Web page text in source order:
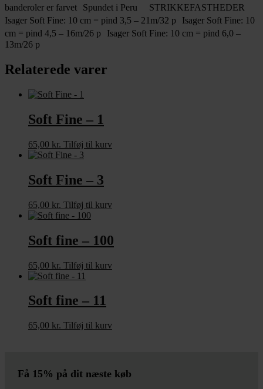
banderoler er farvet Spundet i Peru STRIKKEFASTHEDER
Isager Soft Fine: 10 cm = pind 3,5 – 21m/32 p Isager Soft Fine: 10
cm = pind 4,5 – 16m/26 p Isager Soft Fine: 10 cm = pind 6,0 –
13m/26 p
Relaterede varer
Soft Fine – 1
65,00 kr. Tilføj til kurv
Soft Fine – 3
65,00 kr. Tilføj til kurv
Soft fine – 100
65,00 kr. Tilføj til kurv
Soft fine – 11
65,00 kr. Tilføj til kurv
Få 15% på dit næste køb